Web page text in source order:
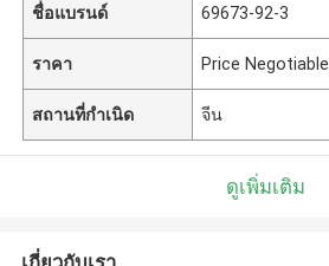
ชื่อแบรนด์ 69673-92-3
ราคา Price Negotiable
สถานที่กำเนิด จีน
ดูเพิ่มเติม